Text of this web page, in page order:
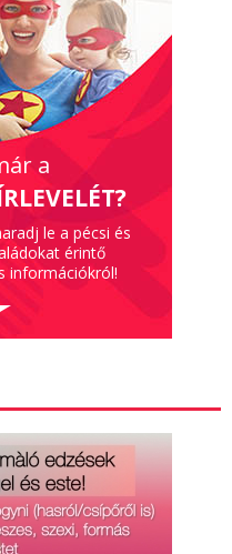
a
le a pécsi és
érintő
információkról!